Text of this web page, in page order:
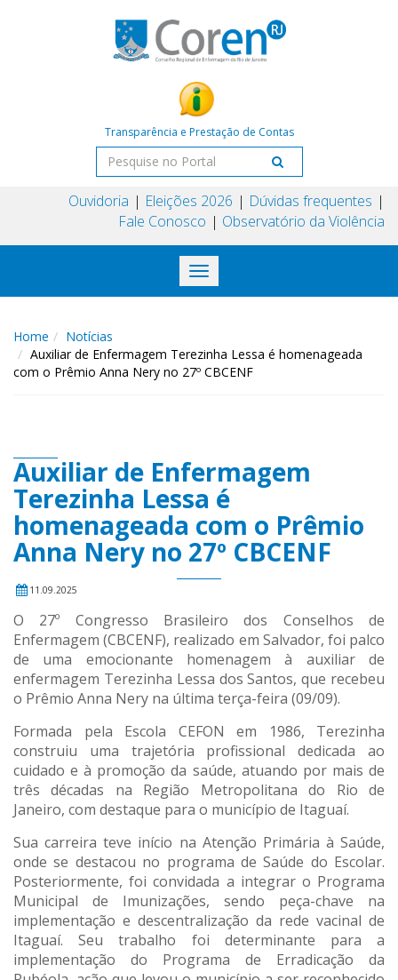
Transparência e Prestação de Contas
Ouvidoria Eleições 2026
Dúvidas frequentes
Fale Conosco
Observatório da Violência
Toggle
navigation
Home
Notícias
Auxiliar de Enfermagem Terezinha Lessa é homenageada
com o Prêmio Anna Nery no 27º CBCENF
Auxiliar de Enfermagem
Terezinha Lessa é
homenageada com o Prêmio
Anna Nery no 27º CBCENF
11.09.2025
O 27º Congresso Brasileiro dos Conselhos de
Enfermagem (CBCENF), realizado em Salvador, foi palco
de uma emocionante homenagem à auxiliar de
enfermagem Terezinha Lessa dos Santos, que recebeu
o Prêmio Anna Nery na última terça-feira (09/09).
Formada pela Escola CEFON em 1986, Terezinha
construiu uma trajetória profissional dedicada ao
cuidado e à promoção da saúde, atuando por mais de
três décadas na Região Metropolitana do Rio de
Janeiro, com destaque para o município de Itaguaí.
Sua carreira teve início na Atenção Primária à Saúde,
onde se destacou no programa de Saúde do Escolar.
Posteriormente, foi convidada a integrar o Programa
Municipal de Imunizações, sendo peça-chave na
implementação e descentralização da rede vacinal de
Itaguaí. Seu trabalho foi determinante para a
implementação do Programa de Erradicação da